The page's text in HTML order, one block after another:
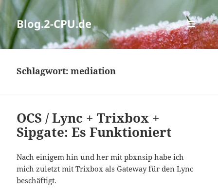
Blog.2-CPU.de
MENÜ
UND
Schlagwort:mediation
OCS / Lync + Trixbox +
Sipgate: Es Funktioniert
Nach einigem hin und her mit pbxnsip habe ich
mich zuletzt mit Trixbox als Gateway für den Lync
beschäftigt.